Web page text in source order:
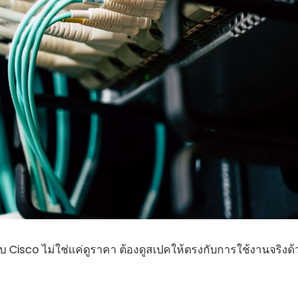
Cisco ไม่ใช่แค่ดูราคา ต้องดูสเปคให้ตรงกับการใช้งานจริงด้